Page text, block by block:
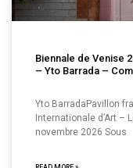
Biennale de Venise
– Yto Barrada –
Yto BarradaPavillon
Internationale d’Art –
novembre 2026 Sous